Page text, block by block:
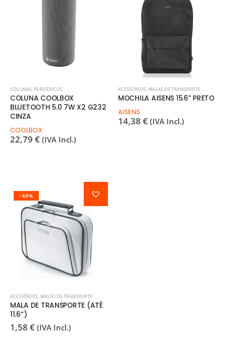
COLUNAS, PERIFÉRICOS
COLUNA COOLBOX
BLUETOOTH 5.0 7W X2 G232
CINZA
COOLBOX
22,79 € (IVA Incl.)
ACESSÓRIOS, MALAS DE TRANSPORTE
MOCHILA AISENS 15.6” PRETO
AISENS
14,38 € (IVA Incl.)
-60%
ACESSÓRIOS, MALAS DE TRANSPORTE
MALA DE TRANSPORTE (ATÉ
11.6”)
1,58 € (IVA Incl.)